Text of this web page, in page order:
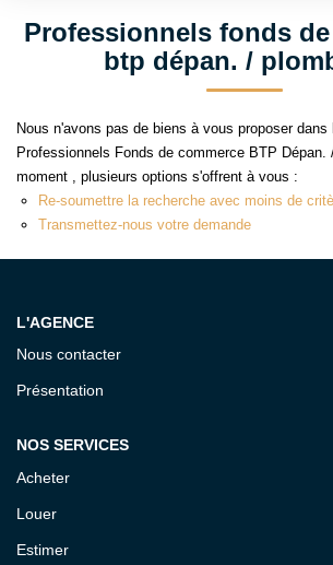
ESTIMER
NOS SERVICES
NOTRE AGENCE
Sélectionnez...
Type de bien
Surface min
Créer une alerte
Professionnels fonds
btp dépan. /
Nous n'avons pas de biens à vous proposer dans
Professionnels Fonds de commerce BTP Dépan.
moment , plusieurs options s'offrent à vous :
Re-soumettre la recherche avec moins de
Transmettez-nous votre demande
L'AGENCE
Nous contacter
Présentation
NOS SERVICES
Acheter
Louer
Estimer